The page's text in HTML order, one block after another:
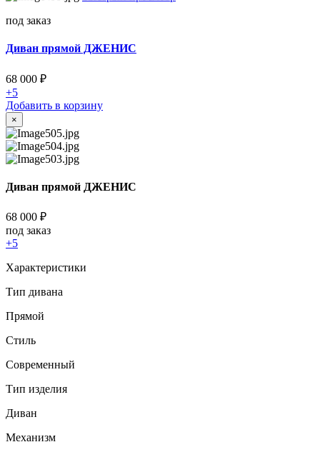
под заказ
Диван прямой ДЖЕНИС
68 000 ₽
+5
Добавить в корзину
×
Диван прямой ДЖЕНИС
68 000 ₽
под заказ
+5
Характеристики
Тип дивана
Прямой
Стиль
Современный
Тип изделия
Диван
Механизм